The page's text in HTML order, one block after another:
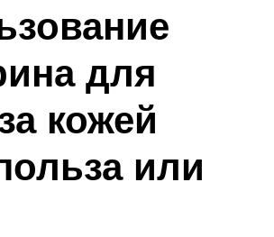
для
кожей
или